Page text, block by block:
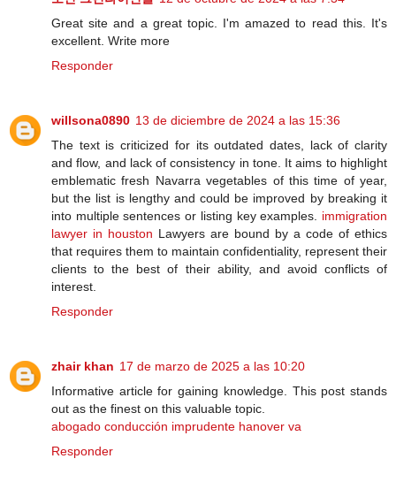
Great site and a great topic. I'm amazed to read this. It's
excellent. Write more
Responder
willsona0890 13 de diciembre de 2024 a las 15:36
The text is criticized for its outdated dates, lack of clarity
and flow, and lack of consistency in tone. It aims to highlight
emblematic fresh Navarra vegetables of this time of year,
but the list is lengthy and could be improved by breaking it
into multiple sentences or listing key examples. immigration
lawyer in houston Lawyers are bound by a code of ethics
that requires them to maintain confidentiality, represent their
clients to the best of their ability, and avoid conflicts of
interest.
Responder
zhair khan 17 de marzo de 2025 a las 10:20
Informative article for gaining knowledge. This post stands
out as the finest on this valuable topic.
abogado conducción imprudente hanover va
Responder